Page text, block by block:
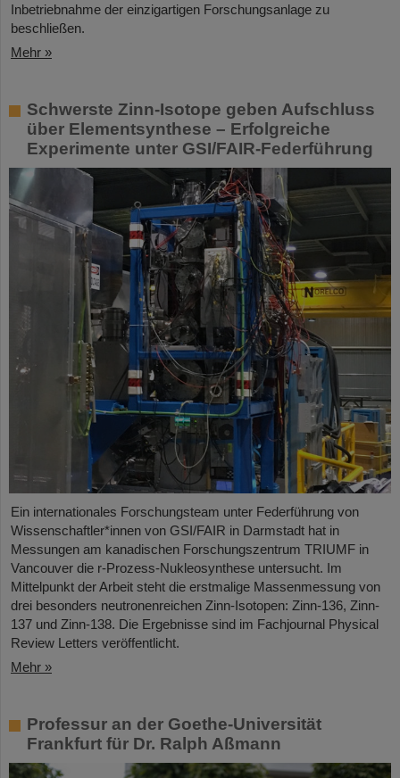
Inbetriebnahme der einzigartigen Forschungsanlage zu
beschließen.
Mehr »
Schwerste Zinn-Isotope geben Aufschluss
über Elementsynthese – Erfolgreiche
Experimente unter GSI/FAIR-Federführung
Ein internationales Forschungsteam unter Federführung von
Wissenschaftler*innen von GSI/FAIR in Darmstadt hat in
Messungen am kanadischen Forschungszentrum TRIUMF in
Vancouver die r-Prozess-Nukleosynthese untersucht. Im
Mittelpunkt der Arbeit steht die erstmalige Massenmessung von
drei besonders neutronenreichen Zinn-Isotopen: Zinn-136, Zinn-
137 und Zinn-138. Die Ergebnisse sind im Fachjournal Physical
Review Letters veröffentlicht.
Mehr »
Professur an der Goethe-Universität
Frankfurt für Dr. Ralph Aßmann